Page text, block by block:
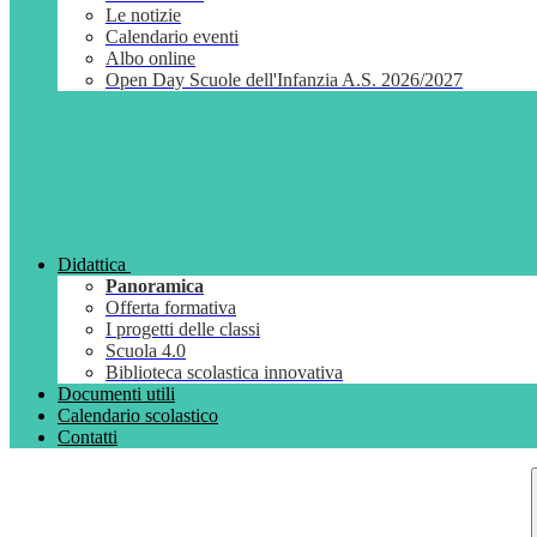
Le notizie
Calendario eventi
Albo online
Open Day Scuole dell'Infanzia A.S. 2026/2027
Didattica
Panoramica
Offerta formativa
I progetti delle classi
Scuola 4.0
Biblioteca scolastica innovativa
Documenti utili
Calendario scolastico
Contatti